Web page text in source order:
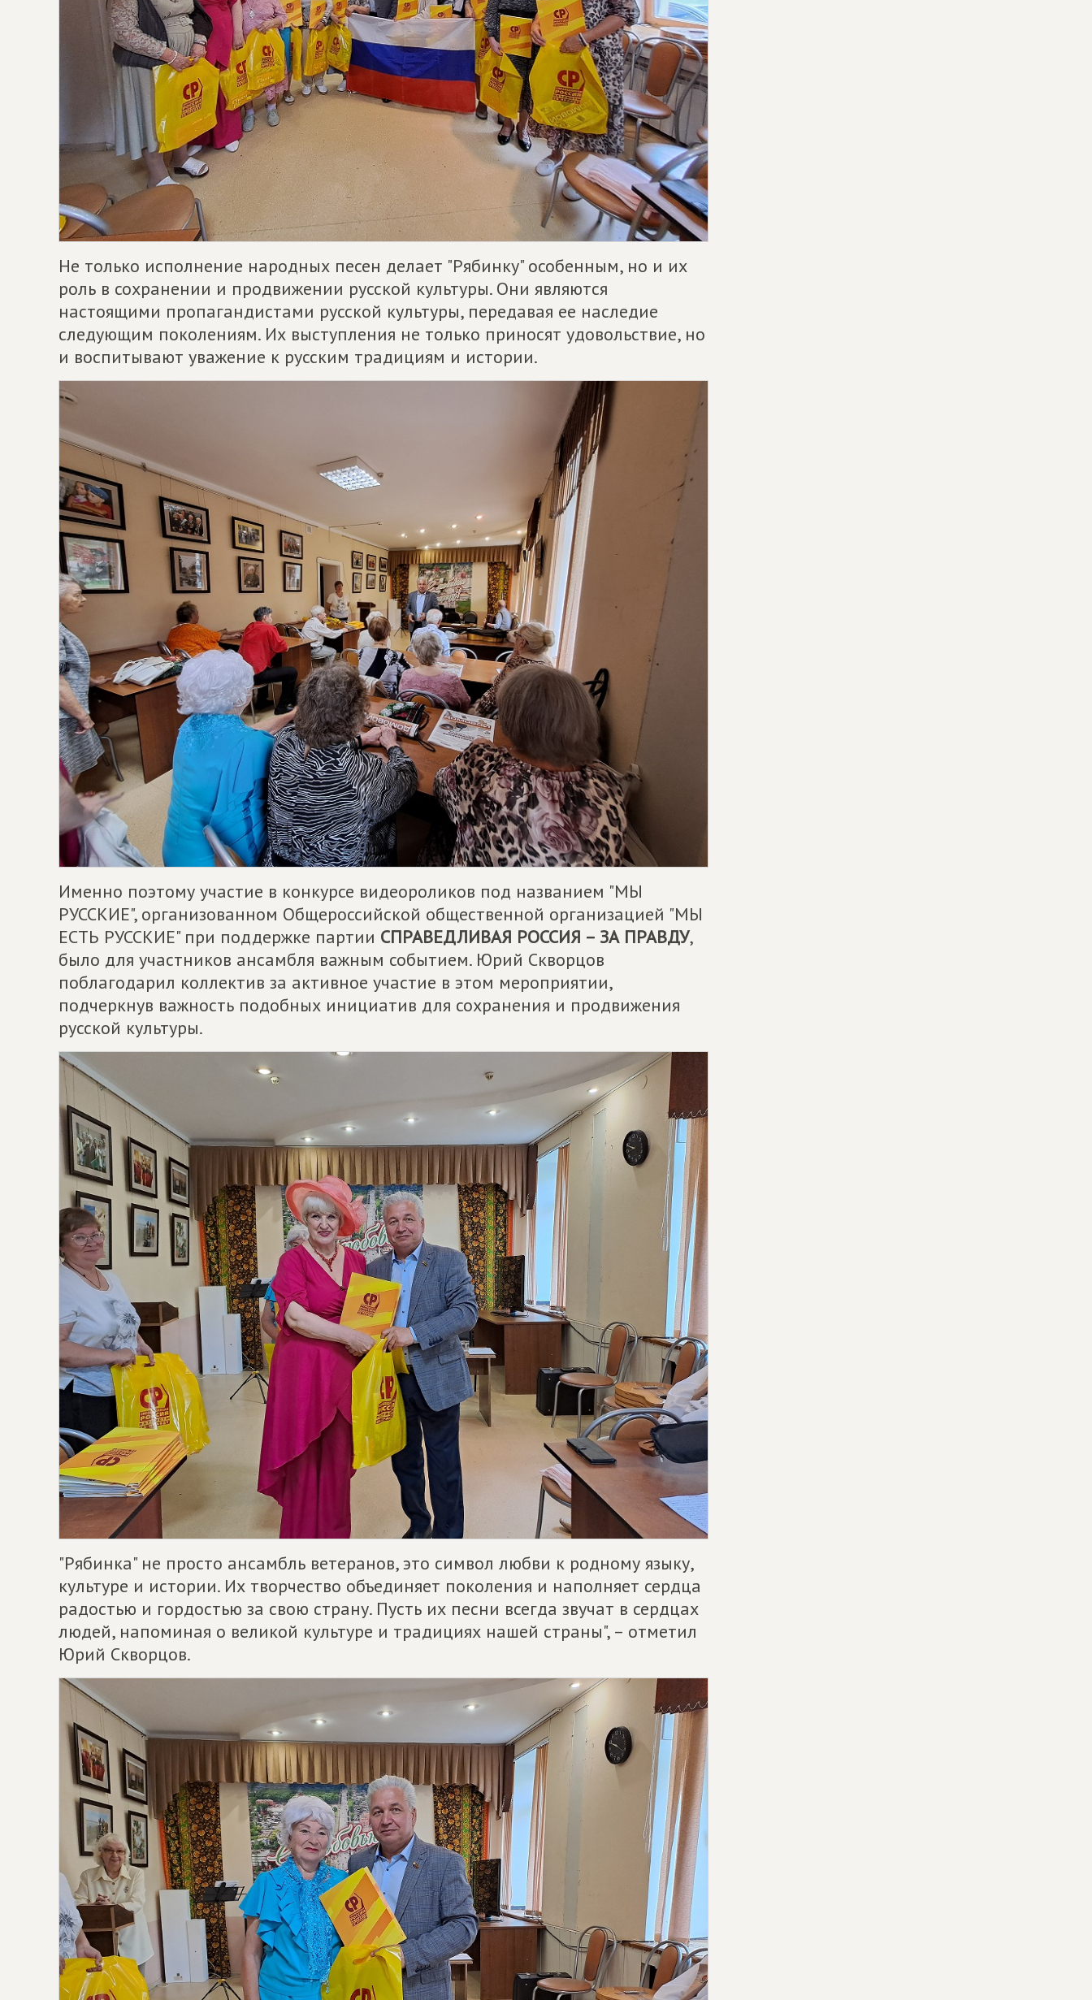
Не только исполнение народных песен делает "Рябинку" особенным, но и их
роль в сохранении и продвижении русской культуры. Они являются
настоящими пропагандистами русской культуры, передавая ее наследие
следующим поколениям. Их выступления не только приносят удовольствие, но
и воспитывают уважение к русским традициям и истории.
Именно поэтому участие в конкурсе видеороликов под названием "МЫ
РУССКИЕ", организованном Общероссийской общественной организацией "МЫ
ЕСТЬ РУССКИЕ" при поддержке партии СПРАВЕДЛИВАЯ РОССИЯ – ЗА ПРАВДУ,
было для участников ансамбля важным событием. Юрий Скворцов
поблагодарил коллектив за активное участие в этом мероприятии,
подчеркнув важность подобных инициатив для сохранения и продвижения
русской культуры.
"Рябинка" не просто ансамбль ветеранов, это символ любви к родному языку,
культуре и истории. Их творчество объединяет поколения и наполняет сердца
радостью и гордостью за свою страну. Пусть их песни всегда звучат в сердцах
людей, напоминая о великой культуре и традициях нашей страны", – отметил
Юрий Скворцов.